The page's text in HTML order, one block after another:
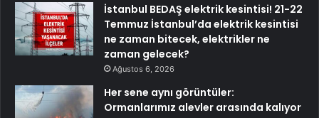
İstanbul BEDAŞ elektrik kesintisi! 21-22
Temmuz İstanbul’da elektrik kesintisi
ne zaman bitecek, elektrikler ne
zaman gelecek?
Ağustos 6, 2026
Her sene aynı görüntüler:
Ormanlarımız alevler arasında kalıyor